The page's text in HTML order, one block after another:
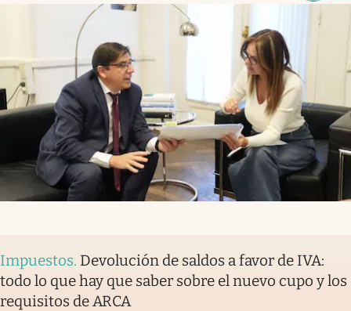
Impuestos. Devolución de saldos a favor de IVA:
todo lo que hay que saber sobre el nuevo cupo y los
requisitos de ARCA